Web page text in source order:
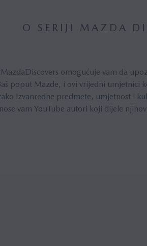
O SERIJI MAZDA
omogućuje vam da
poput Mazde, i ovi vrijedni
izvanredne predmete, umjetnost i
vam YouTube autori koji dijele